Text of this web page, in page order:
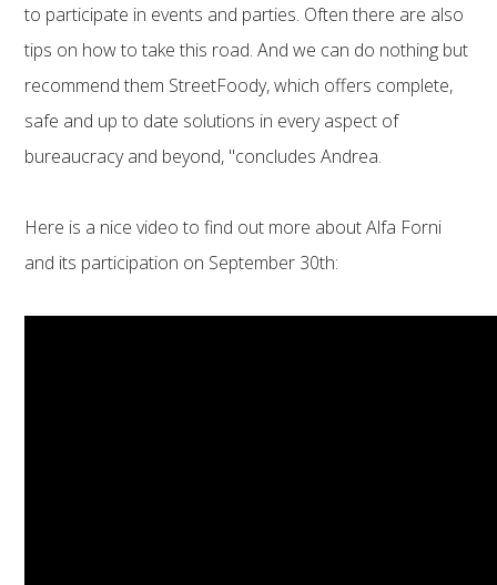
to participate in events and parties. Often there are also
tips on how to take this road. And we can do nothing but
recommend them StreetFoody, which offers complete,
safe and up to date solutions in every aspect of
bureaucracy and beyond, "concludes Andrea.
Here is a nice video to find out more about Alfa Forni
and its participation on September 30th: